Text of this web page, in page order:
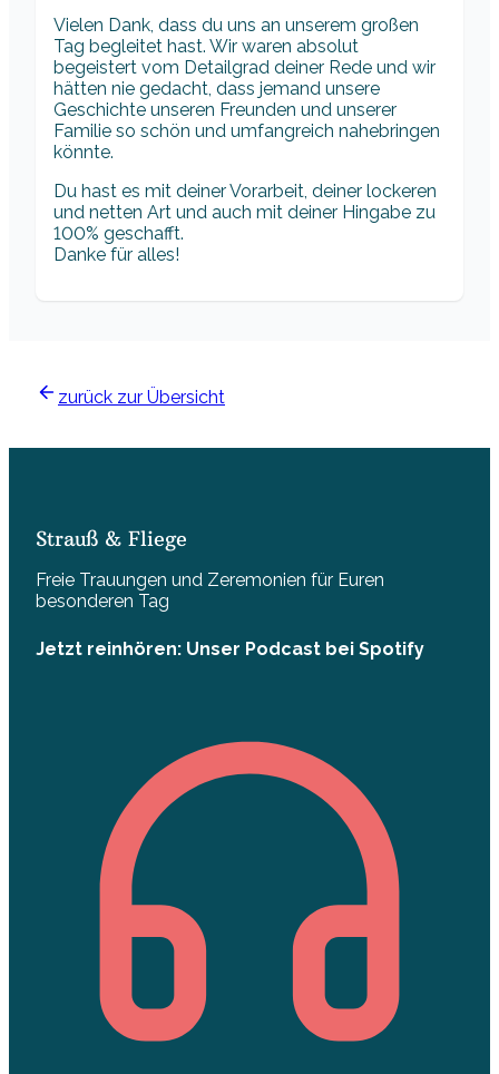
Vielen Dank, dass du uns an unserem großen
Tag begleitet hast. Wir waren absolut
begeistert vom Detailgrad deiner Rede und wir
hätten nie gedacht, dass jemand unsere
Geschichte unseren Freunden und unserer
Familie so schön und umfangreich nahebringen
könnte.
Du hast es mit deiner Vorarbeit, deiner lockeren
und netten Art und auch mit deiner Hingabe zu
100% geschafft.
Danke für alles!
zurück zur Übersicht
Strauß & Fliege
Freie Trauungen und Zeremonien für Euren
besonderen Tag
Jetzt reinhören: Unser Podcast bei Spotify